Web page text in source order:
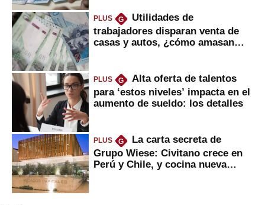
PLUS G
Utilidades de
trabajadores disparan venta de
casas y autos, ¿cómo amasan
PLUS G
Alta oferta de talentos
para ‘estos niveles’ impacta en el
aumento de sueldo: los detalles
PLUS G
La carta secreta de
Grupo Wiese: Civitano crece en
Perú y Chile, y cocina nueva